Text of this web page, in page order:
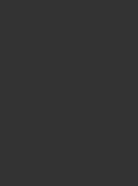
МАРМЕЛАДКИ PURR